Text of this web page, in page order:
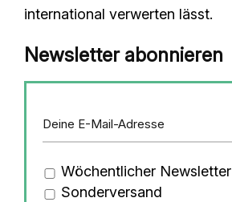
international verwerten lässt.
Newsletter abonnieren
Wöchentlicher Newsletter
Sonderversand